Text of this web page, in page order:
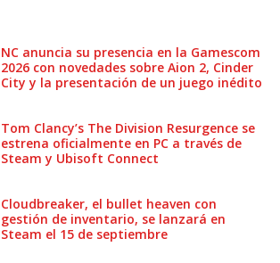
NC anuncia su presencia en la Gamescom
2026 con novedades sobre Aion 2, Cinder
City y la presentación de un juego inédito
Tom Clancy’s The Division Resurgence se
estrena oficialmente en PC a través de
Steam y Ubisoft Connect
Cloudbreaker, el bullet heaven con
gestión de inventario, se lanzará en
Steam el 15 de septiembre